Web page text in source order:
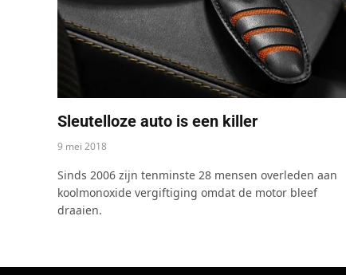
Sleutelloze auto is een killer
9 mei 2018
Sinds 2006 zijn tenminste 28 mensen overleden aan
koolmonoxide vergiftiging omdat de motor bleef
draaien.